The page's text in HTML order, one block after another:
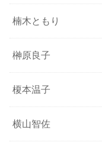
楠木ともり
榊原良子
榎本温子
横山智佐